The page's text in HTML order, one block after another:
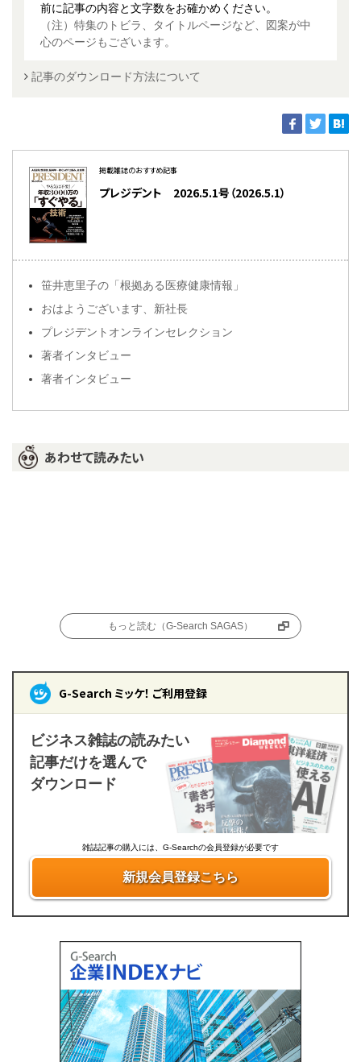
前に記事の内容と文字数をお確かめください。
（注）特集のトビラ、タイトルページなど、図案が中
心のページもございます。
記事のダウンロード方法について
掲載雑誌のおすすめ記事
プレジデント 2026.5.1号（2026.5.1）
笹井恵里子の「根拠ある医療健康情報」
おはようございます、新社長
プレジデントオンラインセレクション
著者インタビュー
著者インタビュー
あわせて読みたい
もっと読む（G-Search SAGAS）
G-Search ミッケ！ ご利用登録
ビジネス雑誌の読みたい
記事だけを選んで
ダウンロード
雑誌記事の購入には、G-Searchの会員登録が必要です
新規会員登録こちら